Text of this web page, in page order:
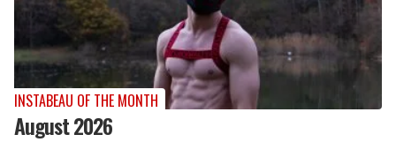
INSTABEAU OF THE MONTH
August 2026